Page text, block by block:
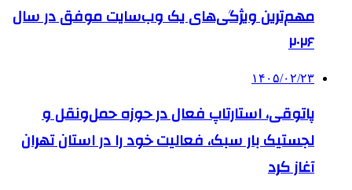
مهم‌ترین ویژگی‌های یک وب‌سایت موفق در سال
۲۰۲۶
۱۴۰۵/۰۲/۲۳
پاتوقی، استارتاپ فعال در حوزه حمل‌ونقل و
لجستیک بار سبک، فعالیت خود را در استان تهران
آغاز کرد